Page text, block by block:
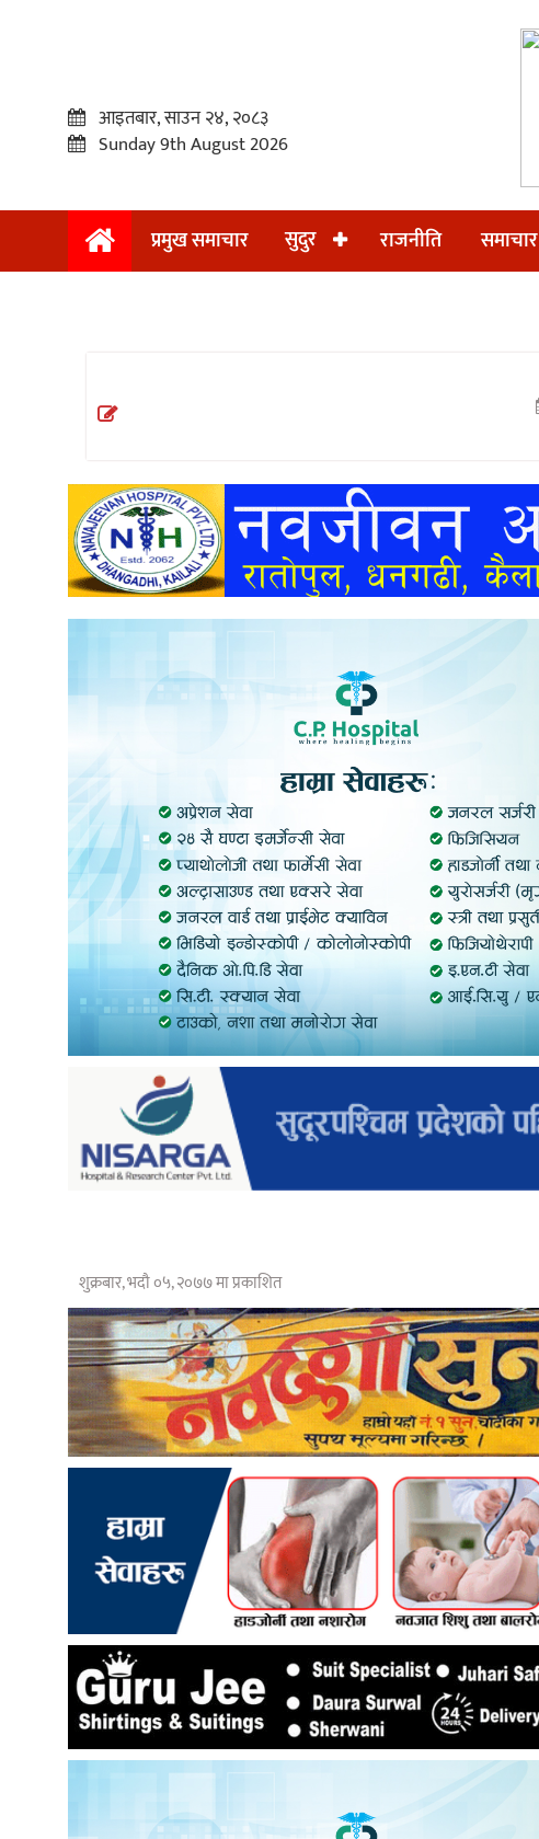
प्रमुख
अन्तराष्ट्रिय
अन्तर्वार्ता
खेलकुद
आइतबार, साउन २४, २०८३
Sunday 9th August 2026
प्रमुख समाचार सुदुर राजनीति समाचार
शुक्रबार, भदौ ०५, २०७७ मा प्रकाशित